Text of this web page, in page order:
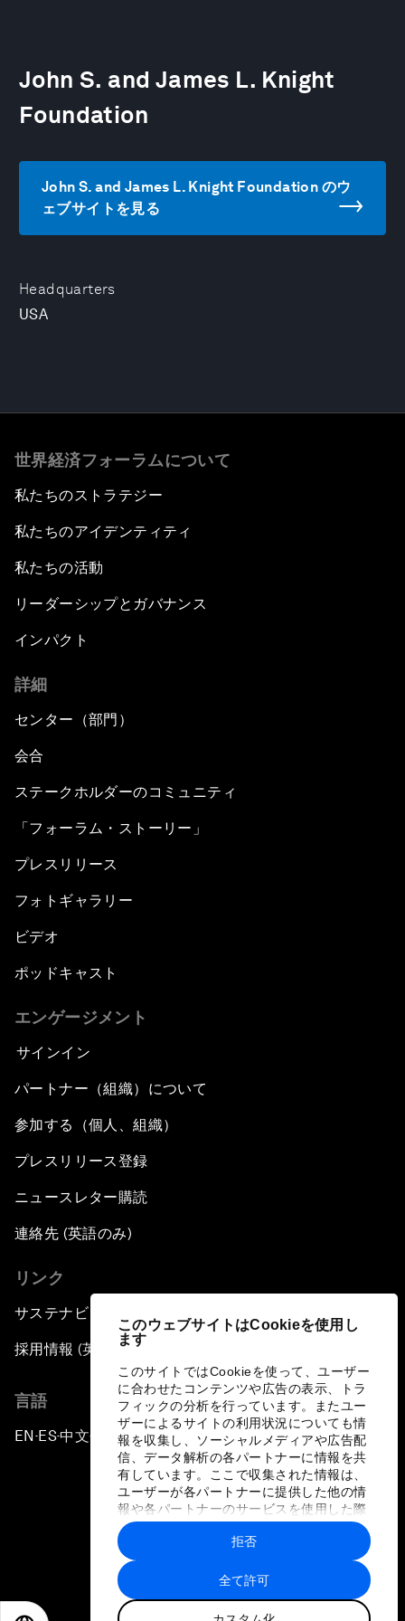
このウェブサイトはCookieを使用し
ます
このサイトではCookieを使って、ユーザー
に合わせたコンテンツや広告の表示、トラ
フィックの分析を行っています。またユー
ザーによるサイトの利用状況についても情
報を収集し、ソーシャルメディアや広告配
信、データ解析の各パートナーに情報を共
有しています。ここで収集された情報は、
ユーザーが各パートナーに提供した他の情
報や各パートナーのサービスを使用した際
に収集された情報と組み合わされ、各パー
トナーによって使用されることがありま
す。
全て許可
拒否
Headquarters
USA
John S. and James L. Knight
Foundation
John S. and James L. Knight Foundation のウ
ェブサイトを見る
世界経済フォーラムについて
私たちのストラテジー
私たちのアイデンティティ
私たちの活動
リーダーシップとガバナンス
インパクト
詳細
センター（部門）
会合
ステークホルダーのコミュニティ
「フォーラム・ストーリー」
プレスリリース
フォトギャラリー
ビデオ
ポッドキャスト
エンゲージメント
サインイン
パートナー（組織）について
参加する（個人、組織）
プレスリリース登録
ニュースレター購読
連絡先 (英語のみ)
リンク
サステナビリティへの取り組み
採用情報 (英語のみ)
言語
EN ▪ES▪中文▪ 日本語
プライバシーポリシーと利用規約
サイトマップ